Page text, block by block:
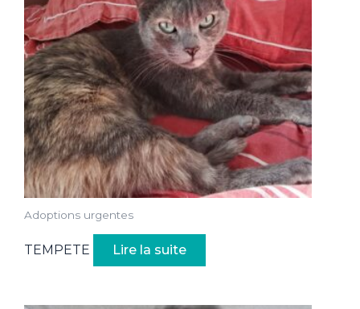
Adoptions urgentes
TEMPETE Lire la suite